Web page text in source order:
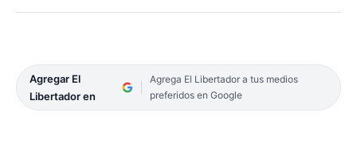
Agregar El
Libertador en
Agrega El Libertador a tus medios
preferidos en Google